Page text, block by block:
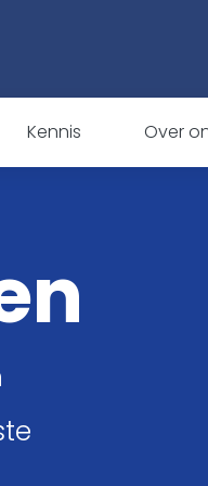
Kennis Over